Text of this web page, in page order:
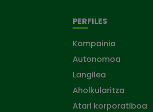
PERFILES
Kompainia
Autonomoa
Langilea
Aholkularitza
Atari korporatiboa